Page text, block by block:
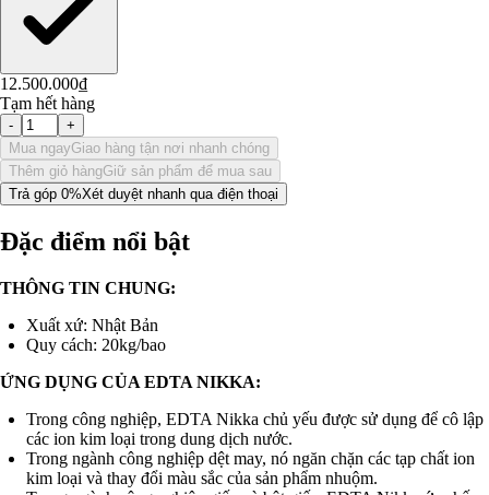
12.500.000₫
Tạm hết hàng
-
+
Mua ngayGiao hàng tận nơi nhanh chóng
Thêm giỏ hàngGiữ sản phẩm để mua sau
Trả góp 0%Xét duyệt nhanh qua điện thoại
Đặc điểm nổi bật
THÔNG TIN CHUNG:
Xuất xứ: Nhật Bản
Quy cách: 20kg/bao
ỨNG DỤNG CỦA EDTA NIKKA:
Trong công nghiệp, EDTA Nikka chủ yếu được sử dụng để cô lập
các ion kim loại trong dung dịch nước.
Trong ngành công nghiệp dệt may, nó ngăn chặn các tạp chất ion
kim loại và thay đổi màu sắc của sản phẩm nhuộm.